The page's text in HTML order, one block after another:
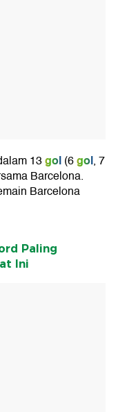
13gol(6gol, 7
Barcelona.
Barcelona
Paling
Ini